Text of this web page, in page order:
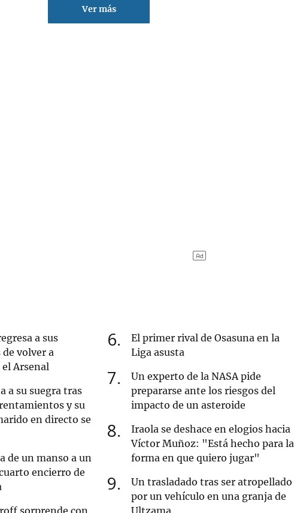
Ver más
a sus
volver a
Arsenal
a su suegra tras
y su
en directo se
de un manso a un
encierro de
sorprende con
6
El primer rival de Osasuna en la
Liga asusta
7
Un experto de la NASA pide
prepararse ante los riesgos del
impacto de un asteroide
8
Iraola se deshace en elogios hacia
Víctor Muñoz: "Está hecho para la
forma en que quiero jugar"
9
Un trasladado tras ser atropellado
por un vehículo en una granja de
Ultzama